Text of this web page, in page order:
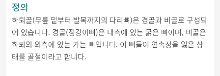
정의
하퇴골(무릎 밑부터 발목까지의 다리뼈)은 경골과 비골로 구성되
어 있습니다. 경골(정강이뼈)은 내측에 있는 굵은 뼈이며, 비골은
하퇴의 외측에 있는 가는 뼈입니다. 이 뼈들이 연속성을 잃은 상
태를 골절이라고 합니다.